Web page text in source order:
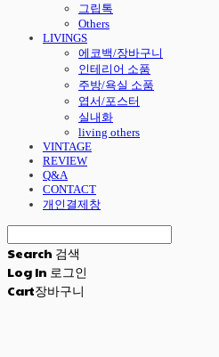
그립톡
Others
LIVINGS
에코백/장바구니
인테리어 소품
주방/욕실 소품
엽서/포스터
실내화
living others
VINTAGE
REVIEW
Q&A
CONTACT
개인결제창
Search 검색
Log In 로그인
Cart장바구니